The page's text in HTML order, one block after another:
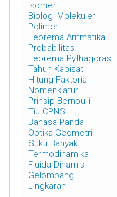
Isomer
Biologi Molekuler
Polimer
Teorema Aritmatika
Probabilitas
Teorema Pythagoras
Tahun Kabisat
Hitung Faktorial
Nomenklatur
Prinsip Bernoulli
Tiu CPNS
Bahasa Panda
Optika Geometri
Suku Banyak
Termodinamika
Fluida Dinamis
Gelombang
Lingkaran